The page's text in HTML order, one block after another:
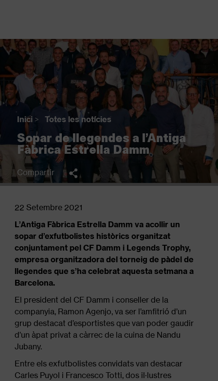
Back
top
Fil
d'Ariadna
Inici > Totes les notícies
Sopar de llegendes a l’Antiga
Fàbrica Estrella Damm
Compartir
22 Setembre 2021
L’Antiga Fàbrica Estrella Damm va acollir un
sopar d’exfutbolistes històrics organitzat
conjuntament pel CF Damm i Legends Trophy,
empresa organitzadora del torneig de pàdel de
llegendes que s’ha celebrat aquesta setmana a
Barcelona.
El president del CF Damm i conseller de la
companyia, Ramon Agenjo, va ser l’amfitrió d’un
grup destacat d’esportistes que van poder gaudir
d’un àpat privat a càrrec de la cuina de Nandu
Jubany.
Entre els exfutbolistes convidats van destacar
Carles Puyol i Francesco Totti, dos il·lustres